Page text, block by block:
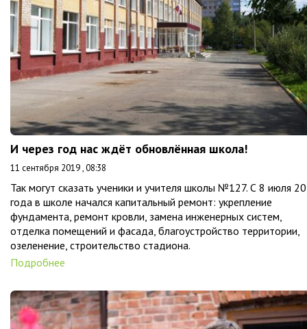
И через год нас ждёт обновлённая школа!
11 сентября 2019 , 08:38
Так могут сказать ученики и учителя школы №127. С 8 июля
года в школе начался капитальный ремонт: укрепление
фундамента, ремонт кровли, замена инженерных систем,
отделка помещений и фасада, благоустройство территории,
озеленение, строительство стадиона.
Подробнее